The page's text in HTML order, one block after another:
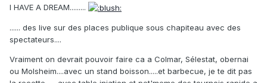
I HAVE A DREAM.........
...... des live sur des places publique sous chapiteau avec des
spectateurs....
Vraiment on devrait pouvoir faire ca a Colmar, Sélestat, obernai
ou Molsheim....avec un stand boisson.....et barbecue, je te dit pas